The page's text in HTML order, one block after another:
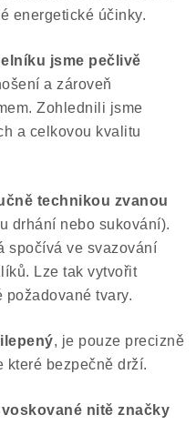
energetické účinky.
jsme pečlivě
a zároveň
Zohlednili jsme
a celkovou kvalitu
technikou zvanou
drhání nebo sukování).
spočívá ve svazování
Lze tak vytvořit
tvary.
, je pouze precizně
které bezpečně drží.
nitě značky